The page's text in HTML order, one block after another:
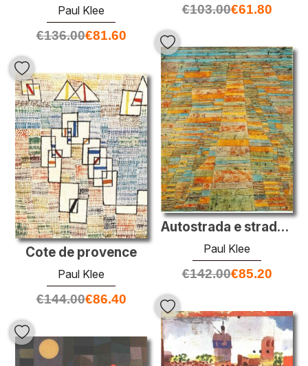
€103.00€61.80
Paul Klee
€136.00€81.60
Autostrada e strade secondarie
Paul Klee
€142.00€85.20
Cote de provence
Paul Klee
€144.00€86.40